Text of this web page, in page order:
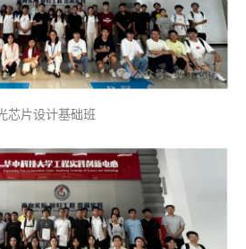
芯片设计基础班